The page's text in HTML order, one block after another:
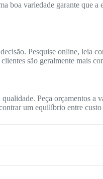
boa variedade garante que a
Pesquise online, leia
são geralmente mais
Peça orçamentos a
um equilíbrio entre